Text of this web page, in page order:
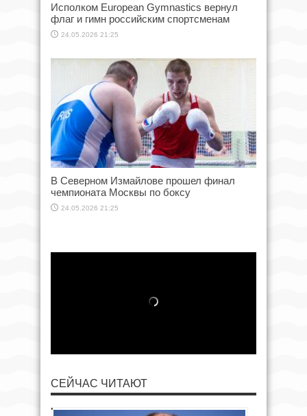
Исполком European Gymnastics вернул
флаг и гимн российским спортсменам
24.05.2026 21:25
В Северном Измайлове прошел финал
чемпионата Москвы по боксу
24.05.2026 21:25
СЕЙЧАС ЧИТАЮТ